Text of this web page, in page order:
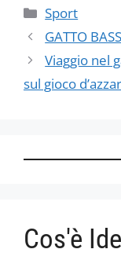
Categorie
Sport
GATTO
Viaggio nel
sul gioco
Cos'è